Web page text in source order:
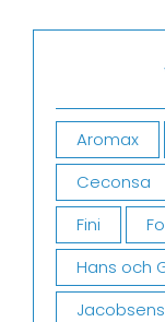
Aromax
Ceconsa
Fini
Hans och
Jacobsens